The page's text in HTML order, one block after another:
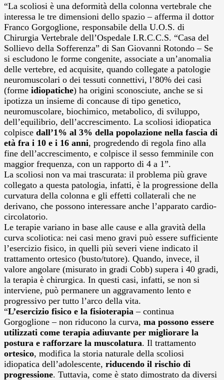
“La scoliosi è una deformità della colonna vertebrale che
interessa le tre dimensioni dello spazio – afferma il dottor
Franco Gorgoglione, responsabile della U.O.S. di
Chirurgia Vertebrale dell’Ospedale I.R.C.C.S. “Casa del
Sollievo della Sofferenza” di San Giovanni Rotondo – Se
si escludono le forme congenite, associate a un’anomalia
delle vertebre, ed acquisite, quando collegate a patologie
neuromuscolari o dei tessuti connettivi, l’80% dei casi
(forme idiopatiche) ha origini sconosciute, anche se si
ipotizza un insieme di concause di tipo genetico,
neuromuscolare, biochimico, metabolico, di sviluppo,
dell’equilibrio, dell’accrescimento. La scoliosi idiopatica
colpisce dall’1% al 3% della popolazione nella fascia di
età fra i 10 e i 16 anni, progredendo di regola fino alla
fine dell’accrescimento, e colpisce il sesso femminile con
maggior frequenza, con un rapporto di 4 a 1”.
La scoliosi non va mai trascurata: il problema più grave
collegato a questa patologia, infatti, è la progressione della
curvatura della colonna e gli effetti collaterali che ne
derivano, che possono interessare anche l’apparato cardio-
circolatorio.
Le terapie variano in base alle cause e alla gravità della
curva scoliotica: nei casi meno gravi può essere sufficiente
l’esercizio fisico, in quelli più severi viene indicato il
trattamento ortesico (busto/tutore). Quando, invece, il
valore angolare (misurato in gradi Cobb) supera i 40 gradi,
la terapia è chirurgica. In questi casi, infatti, se non si
interviene, può permanere un aggravamento lento e
progressivo per tutto l’arco della vita.
“L’esercizio fisico e la fisioterapia – continua
Gorgoglione – non riducono la curva, ma possono essere
utilizzati come terapia adiuvante per migliorare la
postura e rafforzare la muscolatura. Il trattamento
ortesico, modifica la storia naturale della scoliosi
idiopatica dell’adolescente, riducendo il rischio di
progressione. Tuttavia, come è stato dimostrato da diversi